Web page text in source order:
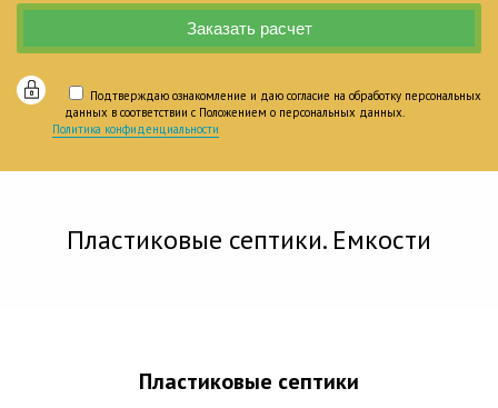
Подтверждаю ознакомление и даю согласие на обработку персональных
данных в соответствии с Положением о персональных данных.
Политика конфиденциальности
Пластиковые септики. Емкости
Пластиковые септики